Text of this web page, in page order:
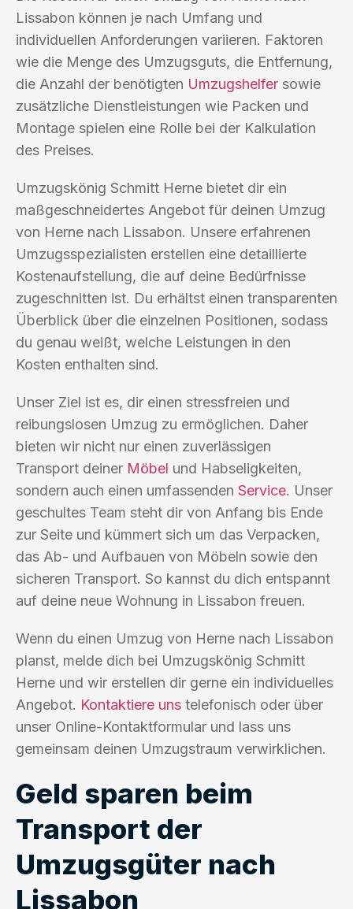
Lissabon können je nach Umfang und
individuellen Anforderungen variieren. Faktoren
wie die Menge des Umzugsguts, die Entfernung,
die Anzahl der benötigten Umzugshelfer sowie
zusätzliche Dienstleistungen wie Packen und
Montage spielen eine Rolle bei der Kalkulation
des Preises.
Umzugskönig Schmitt Herne bietet dir ein
maßgeschneidertes Angebot für deinen Umzug
von Herne nach Lissabon. Unsere erfahrenen
Umzugsspezialisten erstellen eine detaillierte
Kostenaufstellung, die auf deine Bedürfnisse
zugeschnitten ist. Du erhältst einen transparenten
Überblick über die einzelnen Positionen, sodass
du genau weißt, welche Leistungen in den
Kosten enthalten sind.
Unser Ziel ist es, dir einen stressfreien und
reibungslosen Umzug zu ermöglichen. Daher
bieten wir nicht nur einen zuverlässigen
Transport deiner Möbel und Habseligkeiten,
sondern auch einen umfassenden Service. Unser
geschultes Team steht dir von Anfang bis Ende
zur Seite und kümmert sich um das Verpacken,
das Ab- und Aufbauen von Möbeln sowie den
sicheren Transport. So kannst du dich entspannt
auf deine neue Wohnung in Lissabon freuen.
Wenn du einen Umzug von Herne nach Lissabon
planst, melde dich bei Umzugskönig Schmitt
Herne und wir erstellen dir gerne ein individuelles
Angebot. Kontaktiere uns telefonisch oder über
unser Online-Kontaktformular und lass uns
gemeinsam deinen Umzugstraum verwirklichen.
Geld sparen beim
Transport der
Umzugsgüter nach
Lissabon